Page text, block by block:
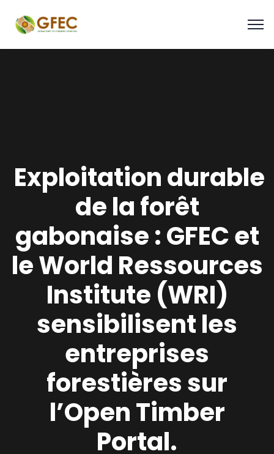
Exploitation durable
de la forêt
gabonaise : GFEC et
le World Ressources
Institute (WRI)
sensibilisent les
entreprises
forestières sur
l’Open Timber
Portal.